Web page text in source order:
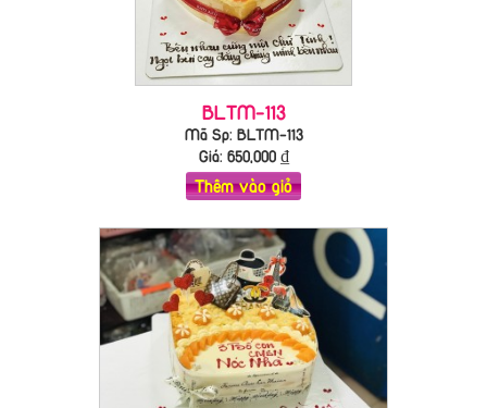
BLTM-113
Mã Sp: BLTM-113
Giá: 650,000₫
Thêm vào giỏ